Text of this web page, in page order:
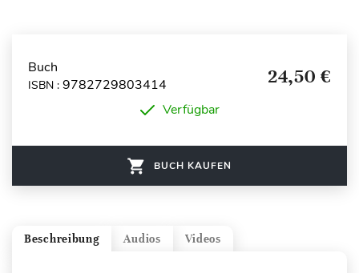
Buch
ISBN : 9782729803414 24,50 €
Verfügbar
BUCH KAUFEN
Videos
Audios
Beschreibung